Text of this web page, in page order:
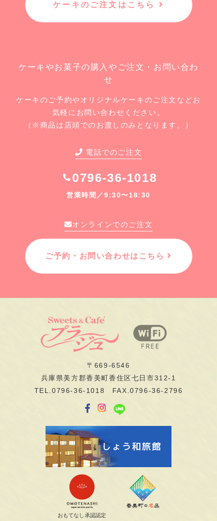
ケーキのご注文はこちら
ケーキやお菓子の購入やご注文・お問い合わ
せ
ケーキのご予約やオリジナルケーキのご注文などお
気軽にお問い合わせください。
（※商品は店頭でのお渡しのみとなります。）
電話でのご注文
0796-36-1018
営業時間／9:30〜18:30
オンラインでのご注文
ご予約・お問い合わせはこちら
〒669-6546
兵庫県美方郡香美町香住区七日市312-1
TEL.0796-36-1018 FAX.0796-36-2796
おもてなし承認認定